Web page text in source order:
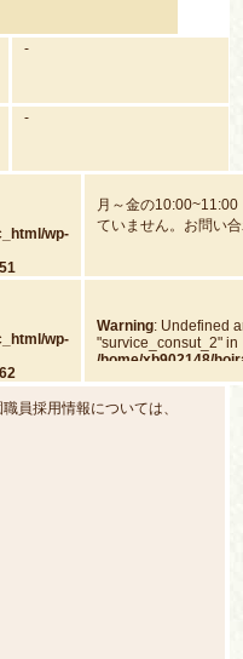
-
-
wp-
月～金の
ていません。お問い
wp-
Warning: Undefined
"survice_consut_2" in
/home/xb902148/
員採用情報については、